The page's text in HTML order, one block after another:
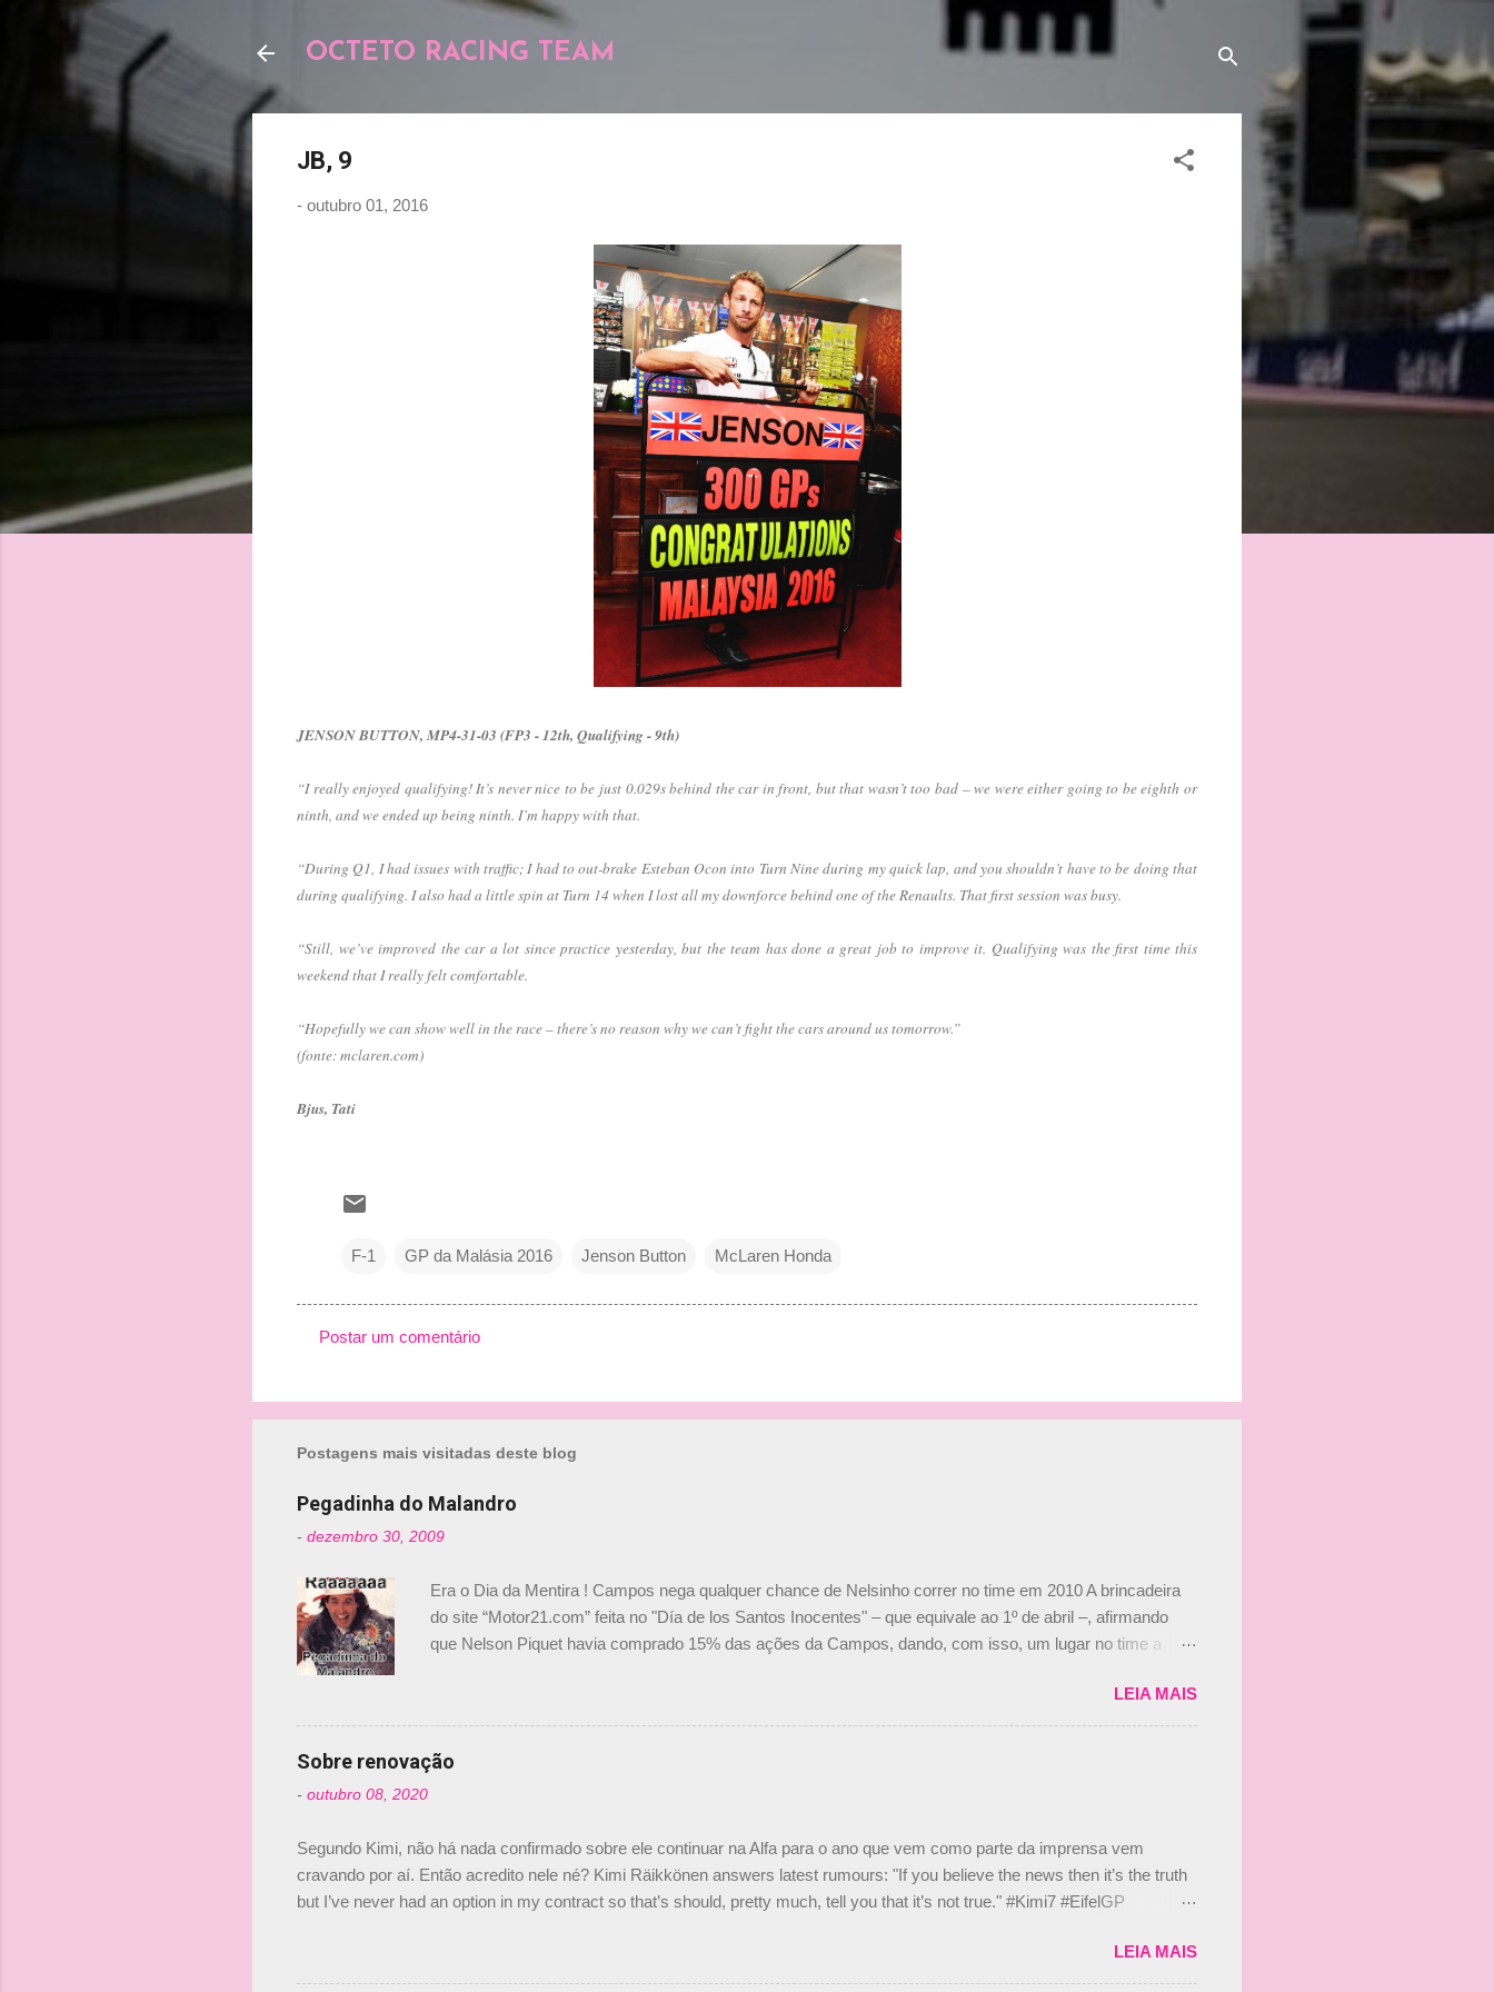
OCTETO RACING TEAM
JB, 9
- outubro 01, 2016
JENSON BUTTON, MP4-31-03 (FP3 - 12th, Qualifying - 9th)
“I really enjoyed qualifying! It’s never nice to be just 0.029s behind the car in front, but that wasn’t too bad – we were either going to be eighth or
ninth, and we ended up being ninth. I’m happy with that.
“During Q1, I had issues with traffic; I had to out-brake Esteban Ocon into Turn Nine during my quick lap, and you shouldn’t have to be doing that
during qualifying. I also had a little spin at Turn 14 when I lost all my downforce behind one of the Renaults. That first session was busy.
“Still, we’ve improved the car a lot since practice yesterday, but the team has done a great job to improve it. Qualifying was the first time this
weekend that I really felt comfortable.
“Hopefully we can show well in the race – there’s no reason why we can’t fight the cars around us tomorrow.”
(fonte: mclaren.com)
Bjus, Tati
F-1 GP da Malásia 2016 Jenson Button McLaren Honda
m
e
t
á
r
i
o
s
Postar um comentário
Postagens mais visitadas deste blog
Pegadinha do Malandro
- dezembro 30, 2009
Era o Dia da Mentira ! Campos nega qualquer chance de Nelsinho correr no time em 2010 A brincadeira
do site “Motor21.com” feita no "Día de los Santos Inocentes" – que equivale ao 1º de abril –, afirmando
que Nelson Piquet havia comprado 15% das ações da Campos, dando, com isso, um lugar no time a
dirigente foi taxativo ao declarar que o brasileiro não será o companheiro de Bruno Senna em 2010. "Na
verdade, nós recebemos uma oferta de Piquet", admitiu Audetto. “Mas depois de ter assinado com Bruno
Senna, não podemos ter dois brasileiros”, explicou, dizendo ainda que não tem nada contra o filho do
LEIA MAIS
Sobre renovação
- outubro 08, 2020
Segundo Kimi, não há nada confirmado sobre ele continuar na Alfa para o ano que vem como parte da imprensa vem
cravando por aí. Então acredito nele né? Kimi Räikkönen answers latest rumours: "If you believe the news then it’s the truth
but I’ve never had an option in my contract so that’s should, pretty much, tell you that it’s not true." #Kimi7 #EifelGP
falando sobre o fato do Iceman estar há tantos anos na F1. What is it like to have Kimi as a team mate? 🙌 Over to you,
@RGrosjean ! #EifelGP 🇩🇪 #F1 pic.twitter.com/GSAu1LWnwW — Formula 1 (@F1) October 8, 2020 Beijinhos, Ludy
LEIA MAIS